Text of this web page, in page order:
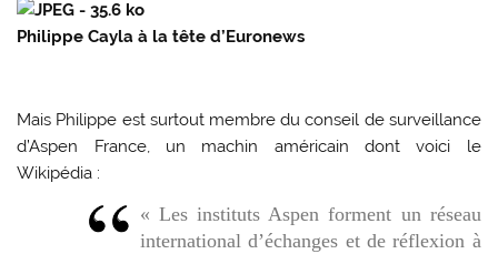
Philippe Cayla à la tête d’Euronews
Mais Philippe est surtout membre du conseil de surveillance
d’Aspen France, un machin américain dont voici le
Wikipédia :
« Les instituts Aspen forment un réseau
international d’échanges et de réflexion à